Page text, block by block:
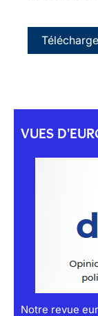
VUES
Notre revue